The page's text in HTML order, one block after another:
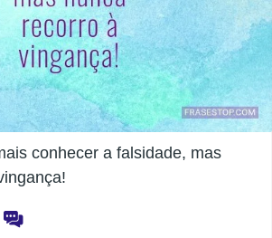
conhecer a falsidade, mas